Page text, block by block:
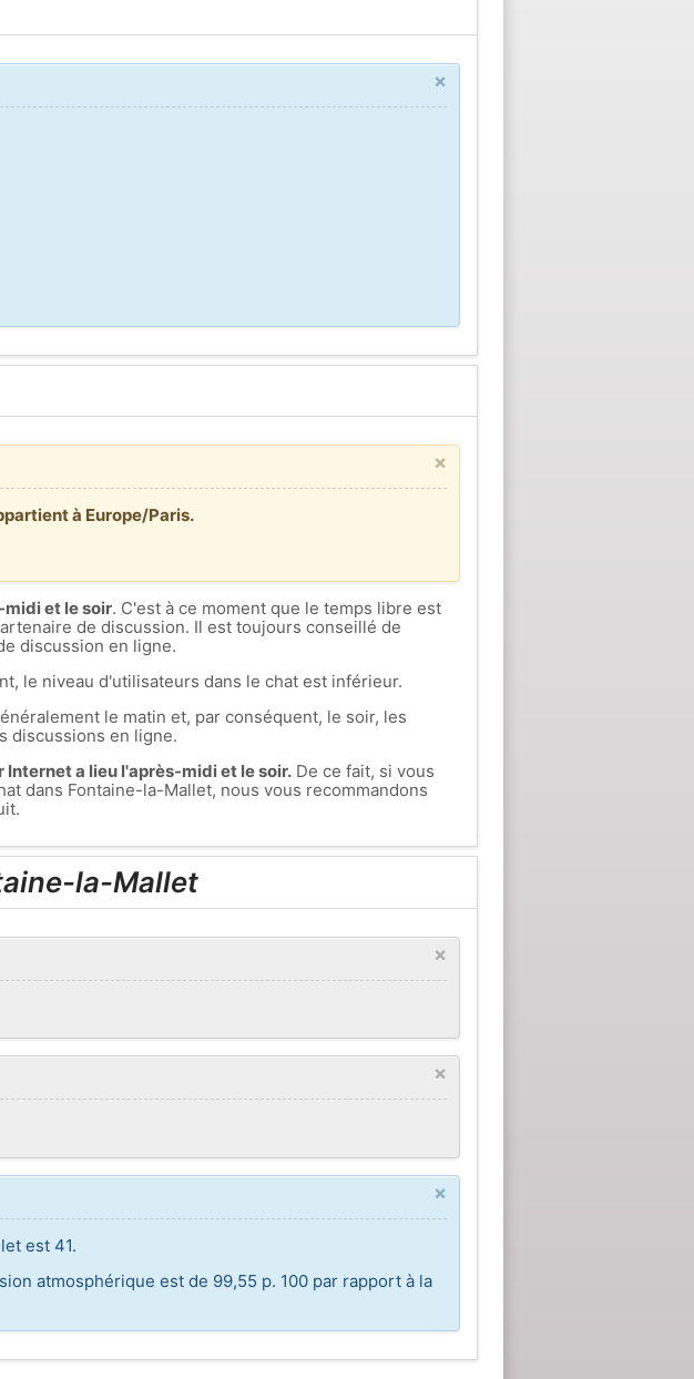
×
×
à Europe/Paris.
midi et le soir. C'est à ce moment que le temps libre est
de discussion. Il est toujours conseillé de
discussion en ligne.
le niveau d'utilisateurs dans le chat est inférieur.
le matin et, par conséquent, le soir, les
discussions en ligne.
a lieu l'après-midi et le soir.De ce fait, si vous
dans Fontaine-la-Mallet, nous vous recommandons
la-Mallet
×
×
×
est 41.
atmosphérique est de 99,55 p. 100 par rapport à la